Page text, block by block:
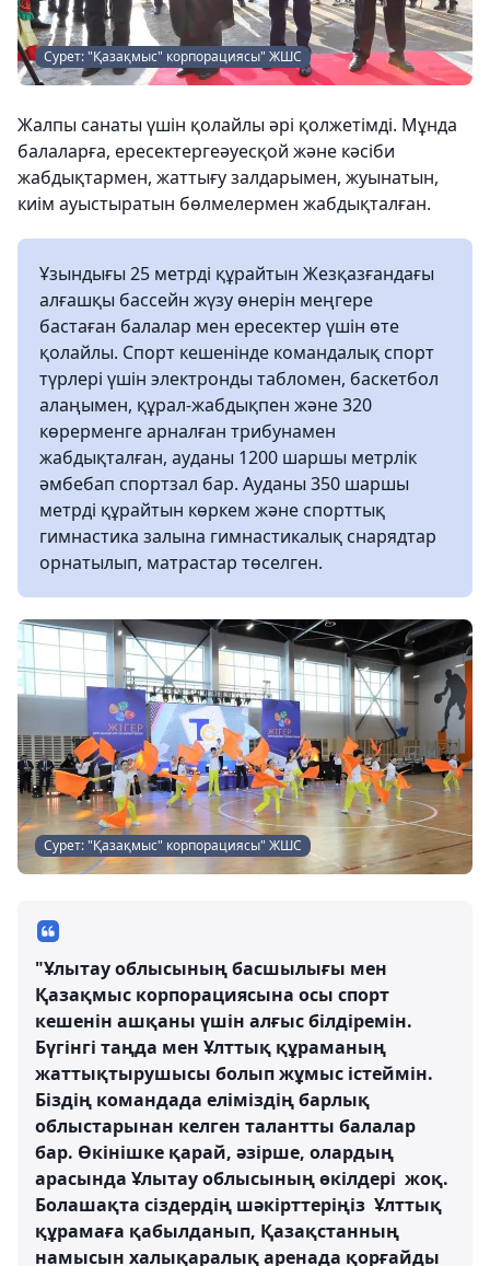
Сурет: "Қазақмыс" корпорациясы" ЖШС
Жалпы санаты үшін қолайлы әрі қолжетімді. Мұнда
балаларға, ересектергеәуесқой және кәсіби
жабдықтармен, жаттығу залдарымен, жуынатын,
киім ауыстыратын бөлмелермен жабдықталған.
Ұзындығы 25 метрді құрайтын Жезқазғандағы
алғашқы бассейн жүзу өнерін меңгере
бастаған балалар мен ересектер үшін өте
қолайлы. Спорт кешенінде командалық спорт
түрлері үшін электронды табломен, баскетбол
алаңымен, құрал-жабдықпен және 320
көрерменге арналған трибунамен
жабдықталған, ауданы 1200 шаршы метрлік
әмбебап спортзал бар. Ауданы 350 шаршы
метрді құрайтын көркем және спорттық
гимнастика залына гимнастикалық снарядтар
орнатылып, матрастар төселген.
Сурет: "Қазақмыс" корпорациясы" ЖШС
"Ұлытау облысының басшылығы мен
Қазақмыс корпорациясына осы спорт
кешенін ашқаны үшін алғыс білдіремін.
Бүгінгі таңда мен Ұлттық құраманың
жаттықтырушысы болып жұмыс істеймін.
Біздің командада еліміздің барлық
облыстарынан келген талантты балалар
бар. Өкінішке қарай, әзірше, олардың
арасында Ұлытау облысының өкілдері жоқ.
Болашақта сіздердің шәкірттеріңіз Ұлттық
құрамаға қабылданып, Қазақстанның
намысын халықаралық аренада қорғайды